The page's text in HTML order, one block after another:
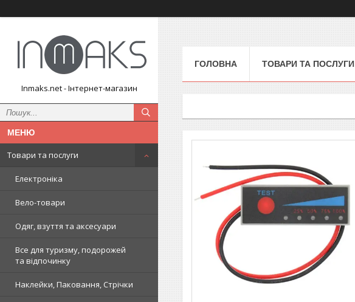
Inmaks.net - Інтернет-магазин
Товари та послуги
Електроніка
Вело-товари
Одяг, взуття та аксесуари
Все для туризму, подорожей
та відпочинку
Наклейки, Паковання, Стрічки
ГОЛОВНА ТОВАРИ ТА ПОСЛУГИ